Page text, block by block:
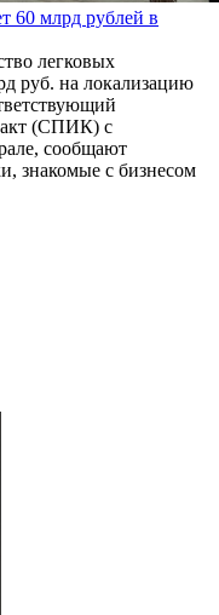
60 млрд рублей в
легковых
руб. на локализацию
(СПИК) с
сообщают
знакомые с бизнесом